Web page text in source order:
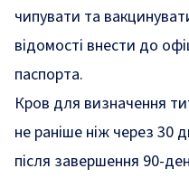
чипувати та
відомості внести до
паспорта.
Кров для визначення
не раніше ніж через 30
після завершення 90-